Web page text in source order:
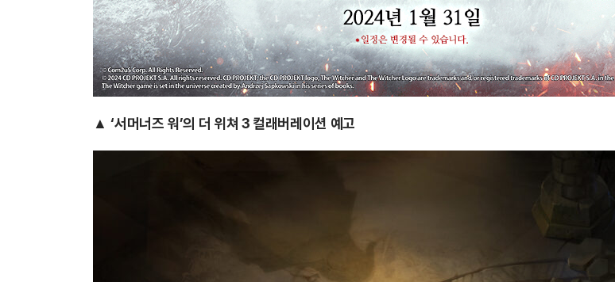
▲‘서머너즈 워’의 더 위쳐 3 컬래버레이션 예고